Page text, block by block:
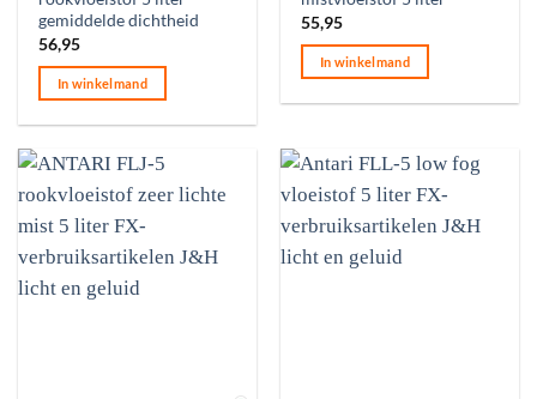
gemiddelde dichtheid
56,95
In winkelmand
55,95
In winkelmand